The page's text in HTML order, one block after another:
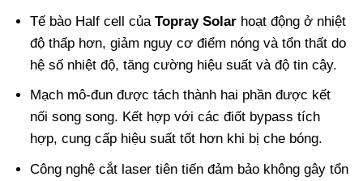
Tế bào Half cell củaTopray Solar hoạt động ở nhiệt
độ thấp hơn, giảm nguy cơ điểm nóng và tổn thất do
hệ số nhiệt độ, tăng cường hiệu suất và độ tin cậy.
Mạch mô-đun được tách thành hai phần được kết
nối song song. Kết hợp với các điốt bypass tích
hợp, cung cấp hiệu suất tốt hơn khi bị che bóng.
Công nghệ cắt laser tiên tiến đảm bảo không gây tổn